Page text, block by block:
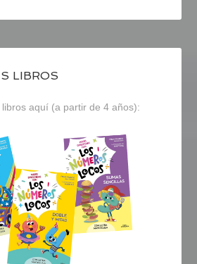
LIBROS
aquí (a partir de 4 años):